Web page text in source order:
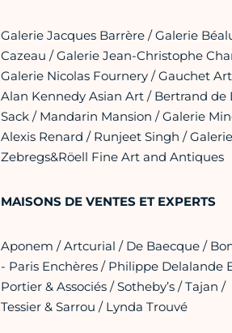
Galerie Jacques Barrère / Galerie
Cazeau / Galerie Jean-Christophe
Galerie Nicolas Fournery / Gauchet
Alan Kennedy Asian Art / Bertrand de
Sack / Mandarin Mansion / Galerie
Alexis Renard / Runjeet Singh /
Zebregs&Röell Fine Art and Antiques
MAISONS DE VENTES ET EXPERTS
Aponem / Artcurial / De Baecque /
- Paris Enchères / Philippe Delalande
Portier & Associés / Sotheby’s / Tajan /
Tessier & Sarrou / Lynda Trouvé